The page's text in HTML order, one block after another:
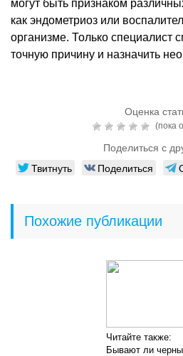
могут быть признаком
как эндометриоз или
организме. Только специалист
точную причину и назначить
Оценка
(пока
Поделиться с
Твитнуть Поделиться
Похожие публикации
Читайте также:
Бывают ли